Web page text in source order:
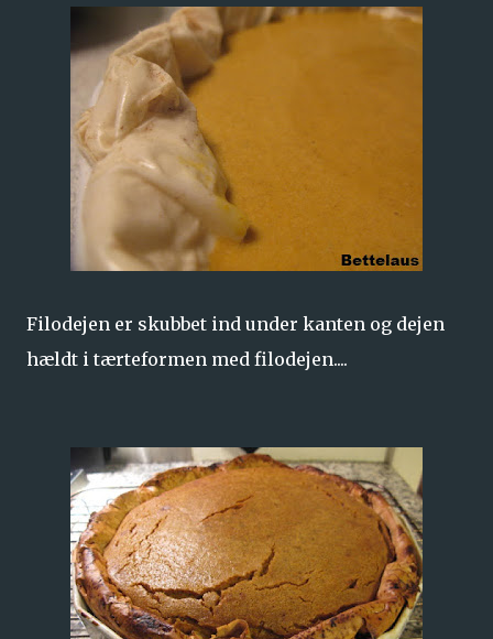
Filodejen er skubbet ind under kanten og dejen
hældt i tærteformen med filodejen....